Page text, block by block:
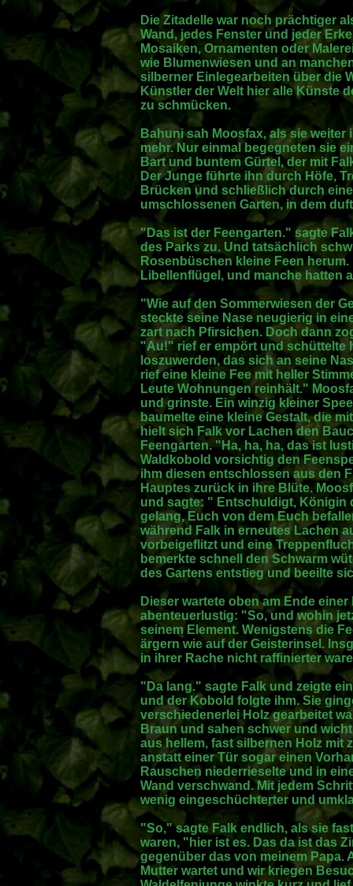
Die Zitadelle war noch prächtiger
Wand, jedes Fenster und jeder
Mosaiken, Ornamenten oder
wie Blumenwiesen und an
silberner Einlegearbeiten über die
Künstler der Welt hier alle Künste
zu schmücken.
Bahuni sah Moosfax, als sie
mehr. Nur einmal begegneten sie
Bart und buntem Gürtel, der mit
Der Junge führte ihn durch Höfe,
Brücken und schließlich durch
umschlossenen Garten, in dem
"Das ist der Feengarten." sagte
des Parks zu. Und tatsächlich
Rosenbüschen kleine Feen
Libellenflügel, und manche hatten
"Wie auf den Sommerwiesen der
steckte seine Nase neugierig in
zart nach Pfirsichen. Doch dann
"Au!" rief er empört und schüttelte
loszuwerden, das sich an seine
rief eine kleine Fee mit heller
Leute Wohnungen reinhält."
und grinste. Ein winzig kleiner
baumelte eine kleine Gestalt, die
hielt sich Falk vor Lachen den
Feengarten. "Ha, ha, ha, das ist
Waldkobold vorsichtig den
ihm diesen entschlossen aus den
Hauptes zurück in ihre Blüte.
und sagte: " Entschuldigt, Königin
gelang, Euch von dem Euch
während Falk in erneutes Lachen
vorbeigeflitzt und eine
bemerkte schnell den Schwarm
des Gartens entstieg und beeilte
Dieser wartete oben am Ende
abenteuerlustig: "So, und wohin
seinem Element. Wenigstens die
ärgern wie auf der Geisterinsel.
in ihrer Rache nicht raffinierter
"Da lang." sagte Falk und zeigte
und der Kobold folgte ihm. Sie
verschiedenerlei Holz gearbeitet
Braun und sahen schwer und
aus hellem, fast silbernen Holz mit
anstatt einer Tür sogar einen
Rauschen niederrieselte und in
Wand verschwand. Mit jedem
wenig eingeschüchterter und
"So," sagte Falk endlich, als sie
waren, "hier ist es. Das da ist das
gegenüber das von meinem Papa.
Mutter wartet und wir kriegen